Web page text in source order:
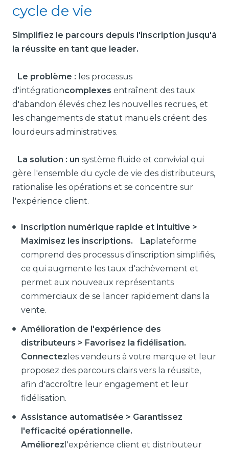
cycle de vie
Simplifiez le parcours depuis l'inscription jusqu'à
la réussite en tant que leader.
Le problème : les processus
d'intégrationcomplexes entraînent des taux
d'abandon élevés chez les nouvelles recrues, et
les changements de statut manuels créent des
lourdeurs administratives.
La solution : un système fluide et convivial qui
gère l'ensemble du cycle de vie des distributeurs,
rationalise les opérations et se concentre sur
l'expérience client.
Inscription numérique rapide et intuitive >
Maximisez les inscriptions. Laplateforme
comprend des processus d'inscription simplifiés,
ce qui augmente les taux d'achèvement et
permet aux nouveaux représentants
commerciaux de se lancer rapidement dans la
vente.
Amélioration de l'expérience des
distributeurs > Favorisez la fidélisation.
Connectez les vendeurs à votre marque et leur
proposez des parcours clairs vers la réussite,
afin d'accroître leur engagement et leur
fidélisation.
Assistance automatisée > Garantissez
l'efficacité opérationnelle.
Améliorez l'expérience client et distributeur